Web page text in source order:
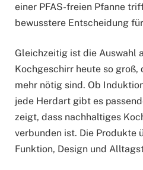
einer PFAS-freien Pfanne
bewusstere Entscheidung
Gleichzeitig ist die Auswahl
Kochgeschirr heute so groß,
mehr nötig sind. Ob
jede Herdart gibt es
zeigt, dass nachhaltiges
verbunden ist. Die Produkte
Funktion, Design und